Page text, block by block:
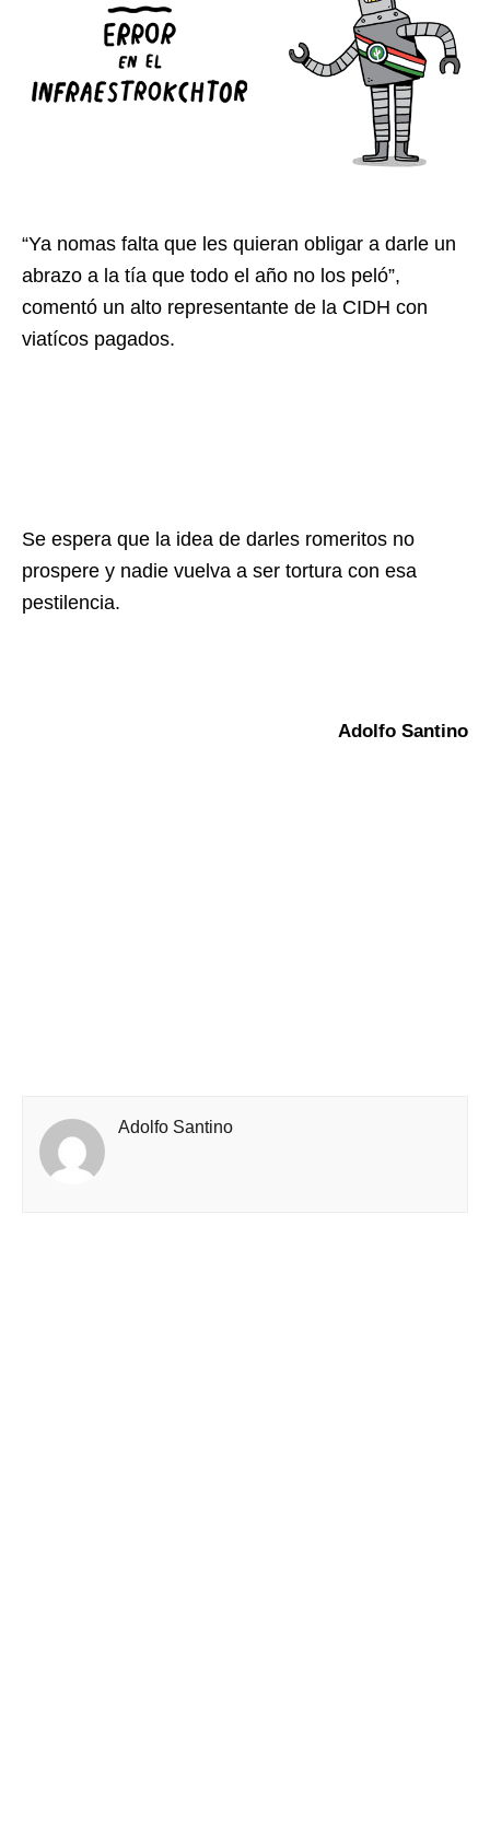
“Ya nomas falta que les quieran obligar a darle un
abrazo a la tía que todo el año no los peló”,
comentó un alto representante de la CIDH con
viatícos pagados.
Se espera que la idea de darles romeritos no
prospere y nadie vuelva a ser tortura con esa
pestilencia.
Adolfo Santino
Adolfo Santino